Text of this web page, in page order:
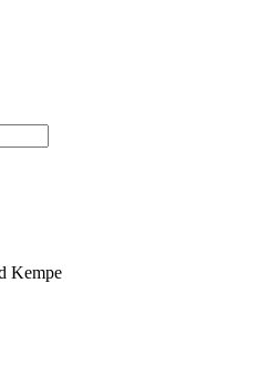
Kempe